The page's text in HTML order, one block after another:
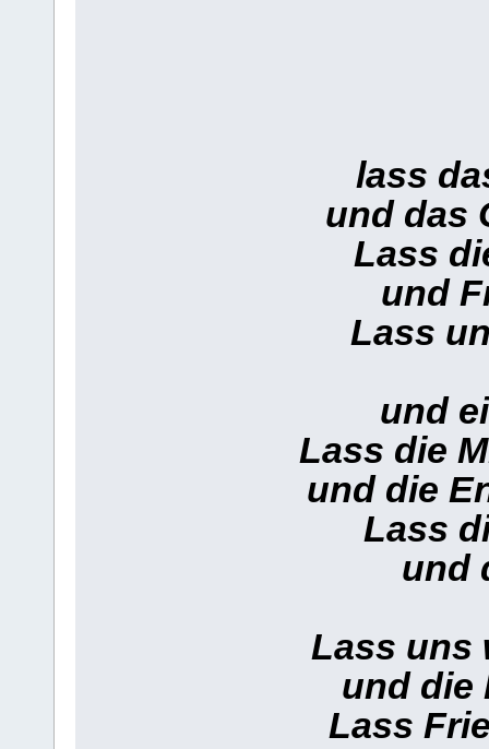
lass
und das
Lass
und
Lass
und
Lass die
und die
Lass
und
Lass uns
und die
Lass